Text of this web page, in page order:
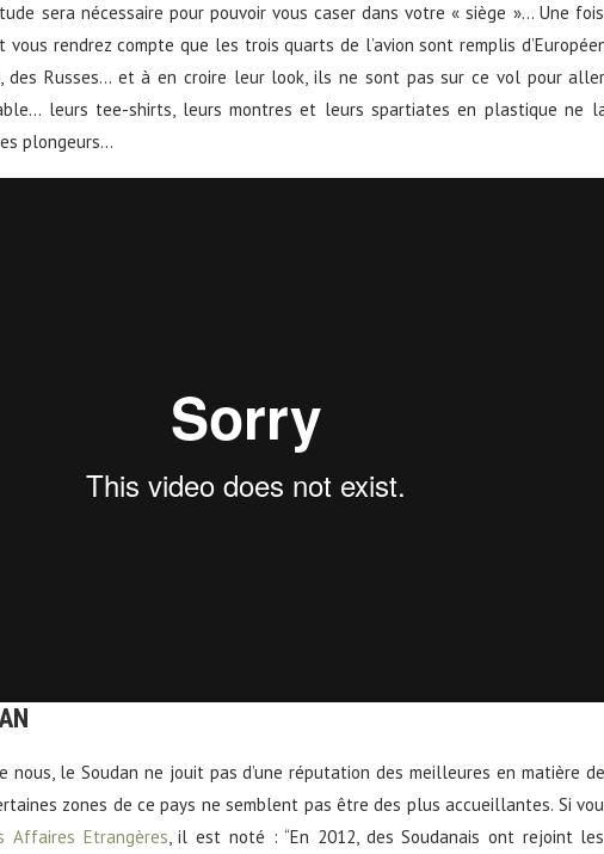
sera nécessaire pour pouvoir vous caser dans votre « siège »… Une
rendrez compte que les trois quarts de l’avion sont remplis
des Russes… et à en croire leur look, ils ne sont pas sur ce vol pour
leurs tee-shirts, leurs montres et leurs spartiates en plastique ne
plongeurs…
nous, le Soudan ne jouit pas d’une réputation des meilleures en matière
zones de ce pays ne semblent pas être des plus accueillantes. Si
Affaires Etrangères, il est noté : “En 2012, des Soudanais ont rejoint